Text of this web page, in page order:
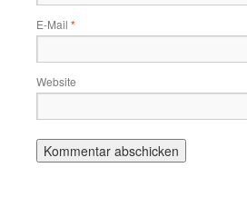
E-Mail *
Website